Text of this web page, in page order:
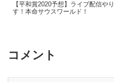
【平和賞2020予想】ライブ配信や
す！本命サウスワールド！
コメント